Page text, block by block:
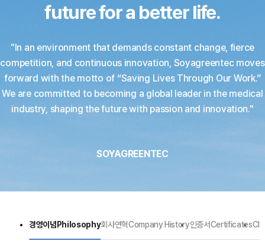
future for a better life.
"In an environment that demands constant change, fierce
competition, and continuous innovation, Soyagreentec moves
forward with the motto of “Saving Lives Through Our Work.”
We are committed to becoming a global leader in the medical
industry, shaping the future with passion and innovation."
SOYAGREENTEC
경영이념 Philosophy회사연혁Company History인증서CertificatesCI